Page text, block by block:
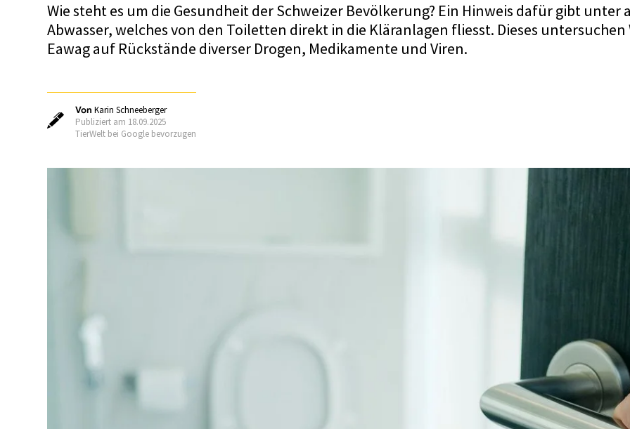
Wie steht es um die Gesundheit der Schweizer Bevölkerung? Ein Hinweis dafür gibt unter
Abwasser, welches von den Toiletten direkt in die Kläranlagen fliesst. Dieses untersuchen
Eawag auf Rückstände diverser Drogen, Medikamente und Viren.
VonKarin Schneeberger
Publiziert am 18.09.2025
TierWelt bei Google bevorzugen